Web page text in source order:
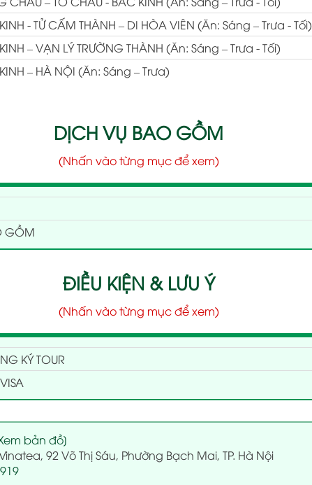
- TỬ CẤM THÀNH – DI HÒA VIÊN (Ăn: Sáng – Trưa - Tối)
– VẠN LÝ TRƯỜNG THÀNH (Ăn: Sáng – Trưa - Tối)
– HÀ NỘI (Ăn: Sáng – Trưa)
DỊCH VỤ BAO GỒM
(Nhấn vào từng mục để xem)
GỒM
ĐIỀU KIỆN & LƯU Ý
(Nhấn vào từng mục để xem)
KÝ TOUR
bản đồ]
92 Võ Thị Sáu, Phường Bạch Mai, TP. Hà Nội